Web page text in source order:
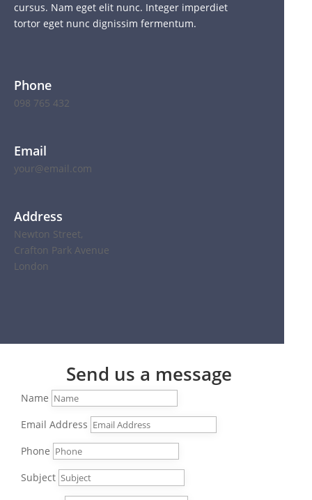
cursus. Nam eget elit nunc. Integer imperdiet
tortor eget nunc dignissim fermentum.
Phone
098 765 432
Email
your@email.com
Address
Newton Street,
Crafton Park Avenue
London
Send us a message
Name
Email Address
Phone
Subject